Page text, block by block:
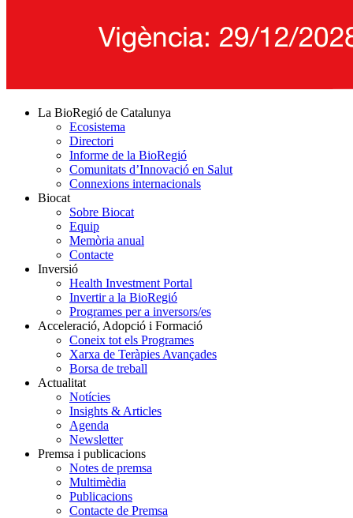
La BioRegió de Catalunya
Ecosistema
Directori
Informe de la BioRegió
Comunitats d’Innovació en Salut
Connexions internacionals
Biocat
Sobre Biocat
Equip
Memòria anual
Contacte
Inversió
Health Investment Portal
Invertir a la BioRegió
Programes per a inversors/es
Acceleració, Adopció i Formació
Coneix tot els Programes
Xarxa de Teràpies Avançades
Borsa de treball
Actualitat
Notícies
Insights & Articles
Agenda
Newsletter
Premsa i publicacions
Notes de premsa
Multimèdia
Publicacions
Contacte de Premsa